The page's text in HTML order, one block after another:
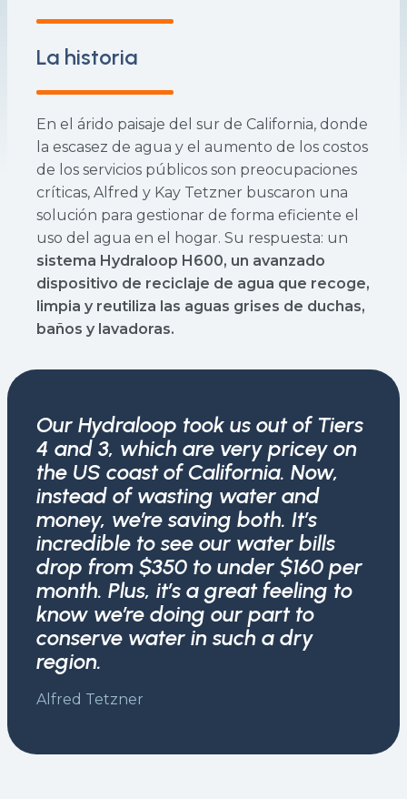
La historia
En el árido paisaje del sur de California, donde
la escasez de agua y el aumento de los costos
de los servicios públicos son preocupaciones
críticas, Alfred y Kay Tetzner buscaron una
solución para gestionar de forma eficiente el
uso del agua en el hogar. Su respuesta: un
sistema Hydraloop H600, un avanzado
dispositivo de reciclaje de agua que recoge,
limpia y reutiliza las aguas grises de duchas,
baños y lavadoras.
Our Hydraloop took us out of Tiers
4 and 3, which are very pricey on
the US coast of California. Now,
instead of wasting water and
money, we’re saving both. It’s
incredible to see our water bills
drop from $350 to under $160 per
month. Plus, it’s a great feeling to
know we’re doing our part to
conserve water in such a dry
region.
Alfred Tetzner